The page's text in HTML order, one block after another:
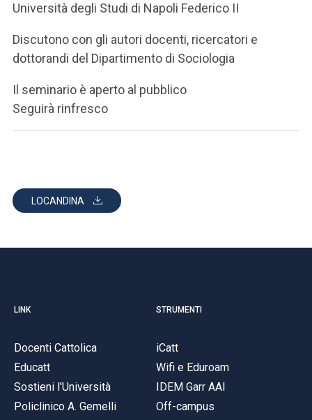
Università degli Studi di Napoli Federico II
Discutono con gli autori docenti, ricercatori e
dottorandi del Dipartimento di Sociologia
Il seminario è aperto al pubblico
Seguirà rinfresco
LOCANDINA
LINK
Docenti Cattolica
Educatt
Sostieni l'Università
Policlinico A. Gemelli
STRUMENTI
iCatt
Wifi e Eduroam
IDEM Garr AAI
Off-campus